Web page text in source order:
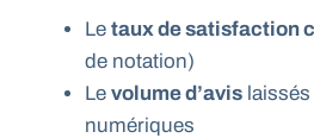
Le taux de satisfaction
de notation)
Le volume d’avis
numériques